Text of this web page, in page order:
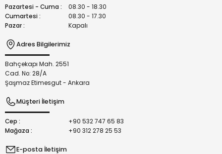
Bu ürüne benzer farklı alternatifler olmalı.
Pazartesi - Cuma :
08.30 - 18.30
Cumartesi :
08.30 - 17.30
Pazar :
Kapalı
Adres Bilgilerimiz
Bahçekapı Mah. 2551
Cad. No: 28/A
Şaşmaz Etimesgut - Ankara
Müşteri İletişim
Cep :
+90 532 747 65 83
Mağaza :
+90 312 278 25 53
E-posta İletişim